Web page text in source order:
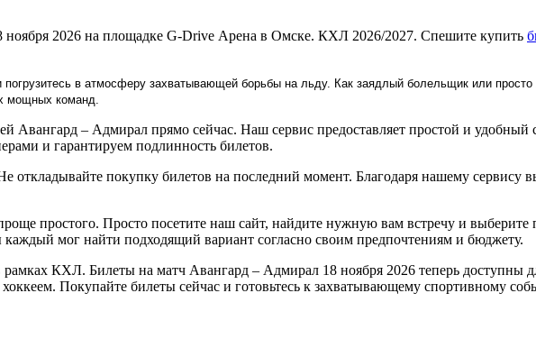
ноября 2026 на площадке G-Drive Арена в Омске. КХЛ 2026/2027. Спешите купить
в атмосферу захватывающей борьбы на льду. Как заядлый болельщик или
мощных команд.
– Адмирал прямо сейчас. Наш сервис предоставляет простой и удобный
и гарантируем подлинность билетов.
покупку билетов на последний момент. Благодаря нашему сервису
простого. Просто посетите наш сайт, найдите нужную вам встречу и выберите
мог найти подходящий вариант согласно своим предпочтениям и бюджету.
КХЛ. Билеты на матч Авангард – Адмирал 18 ноября 2026 теперь доступны
Покупайте билеты сейчас и готовьтесь к захватывающему спортивному